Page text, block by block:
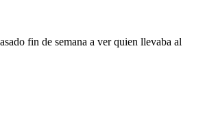
fin de semana a ver quien llevaba al